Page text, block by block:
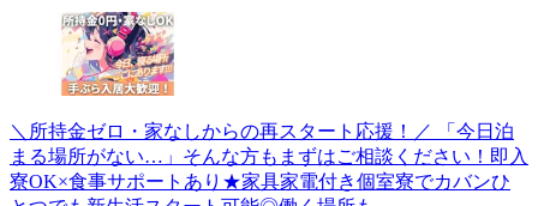
＼所持金ゼロ・家なしからの再スタート応援！／ 「今日泊
まる場所がない…」そんな方もまずはご相談ください！即入
寮OK×食事サポートあり★家具家電付き個室寮でカバンひ